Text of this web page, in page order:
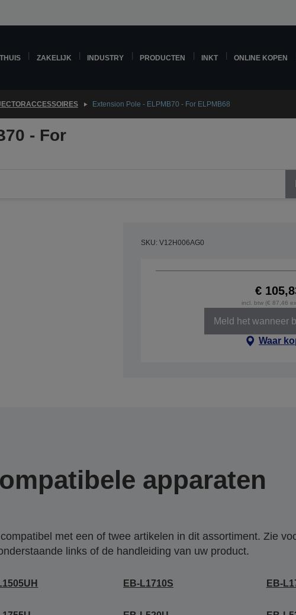
ZAKELIJK INDUSTRY PRODUCTEN INKT ONLINE KOPEN
Extension Pole - ELPMB70 - For ELPMB68
- For
SKU: V12H006AG0
€
incl. btw (€ 87,46
Meld het wanneer
Waar
apparaten
met een of twee artikelen in dit assortiment. Zie
links of de handleiding van uw product.
EB-L1710S EB-